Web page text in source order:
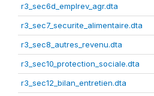
r3_sec6d_emplrev_agr.dta
r3_sec7_securite_alimentaire.dta
r3_sec8_autres_revenu.dta
r3_sec10_protection_sociale.dta
r3_sec12_bilan_entretien.dta